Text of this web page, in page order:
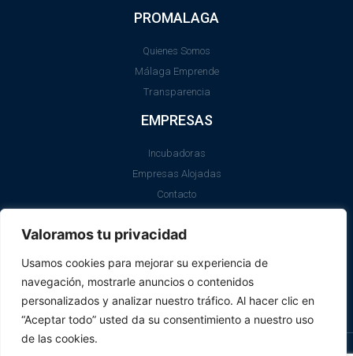
Valoramos tu privacidad
Usamos cookies para mejorar su experiencia de
navegación, mostrarle anuncios o contenidos
personalizados y analizar nuestro tráfico. Al hacer clic en
“Aceptar todo” usted da su consentimiento a nuestro uso
de las cookies.
PROMALAGA
Quienes Somos
Málaga Emprende
Transparencia
EMPRESAS
Incubadoras
Empresas Alojadas
Contacto
Aviso Legal
Política de Cookies
SII